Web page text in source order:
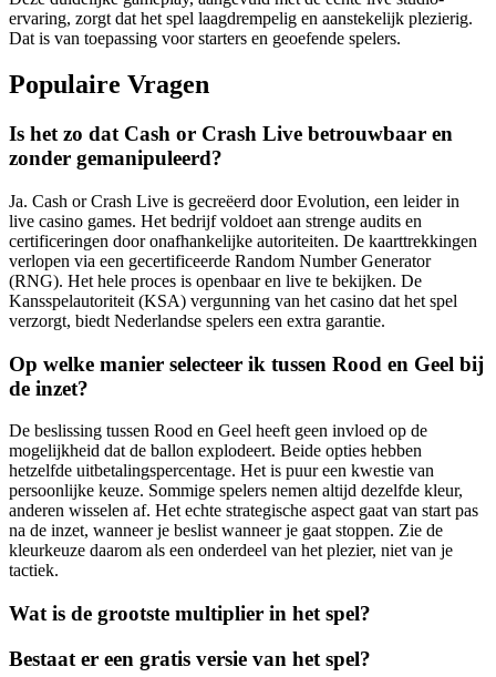
ervaring, zorgt dat het spel laagdrempelig en aanstekelijk plezierig.
Dat is van toepassing voor starters en geoefende spelers.
Populaire Vragen
Is het zo dat Cash or Crash Live betrouwbaar en
zonder gemanipuleerd?
Ja. Cash or Crash Live is gecreëerd door Evolution, een leider in
live casino games. Het bedrijf voldoet aan strenge audits en
certificeringen door onafhankelijke autoriteiten. De kaarttrekkingen
verlopen via een gecertificeerde Random Number Generator
(RNG). Het hele proces is openbaar en live te bekijken. De
Kansspelautoriteit (KSA) vergunning van het casino dat het spel
verzorgt, biedt Nederlandse spelers een extra garantie.
Op welke manier selecteer ik tussen Rood en Geel bij
de inzet?
De beslissing tussen Rood en Geel heeft geen invloed op de
mogelijkheid dat de ballon explodeert. Beide opties hebben
hetzelfde uitbetalingspercentage. Het is puur een kwestie van
persoonlijke keuze. Sommige spelers nemen altijd dezelfde kleur,
anderen wisselen af. Het echte strategische aspect gaat van start pas
na de inzet, wanneer je beslist wanneer je gaat stoppen. Zie de
kleurkeuze daarom als een onderdeel van het plezier, niet van je
tactiek.
Wat is de grootste multiplier in het spel?
Bestaat er een gratis versie van het spel?